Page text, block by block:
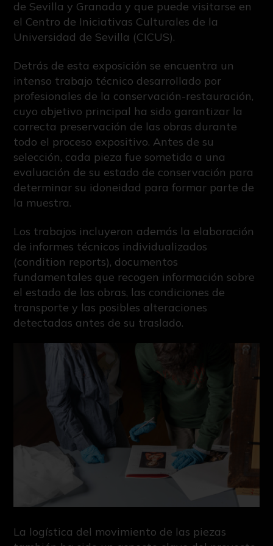
de Sevilla y Granada y que puede visitarse en
el Centro de Iniciativas Culturales de la
Universidad de Sevilla (CICUS).
Detrás de esta exposición se encuentra un
intenso trabajo técnico desarrollado por
profesionales de la conservación-restauración,
cuyo objetivo principal ha sido garantizar la
correcta preservación de las obras durante
todo el proceso expositivo. Antes de su
selección, cada pieza fue sometida a una
evaluación de su estado de conservación para
determinar su idoneidad para formar parte de
la muestra.
Los trabajos incluyeron además la elaboración
de informes técnicos individualizados
(condition reports), documentos
fundamentales que recogen información sobre
el estado de las obras, las condiciones de
transporte y las posibles alteraciones
detectadas antes de su traslado.
La logística del movimiento de las piezas